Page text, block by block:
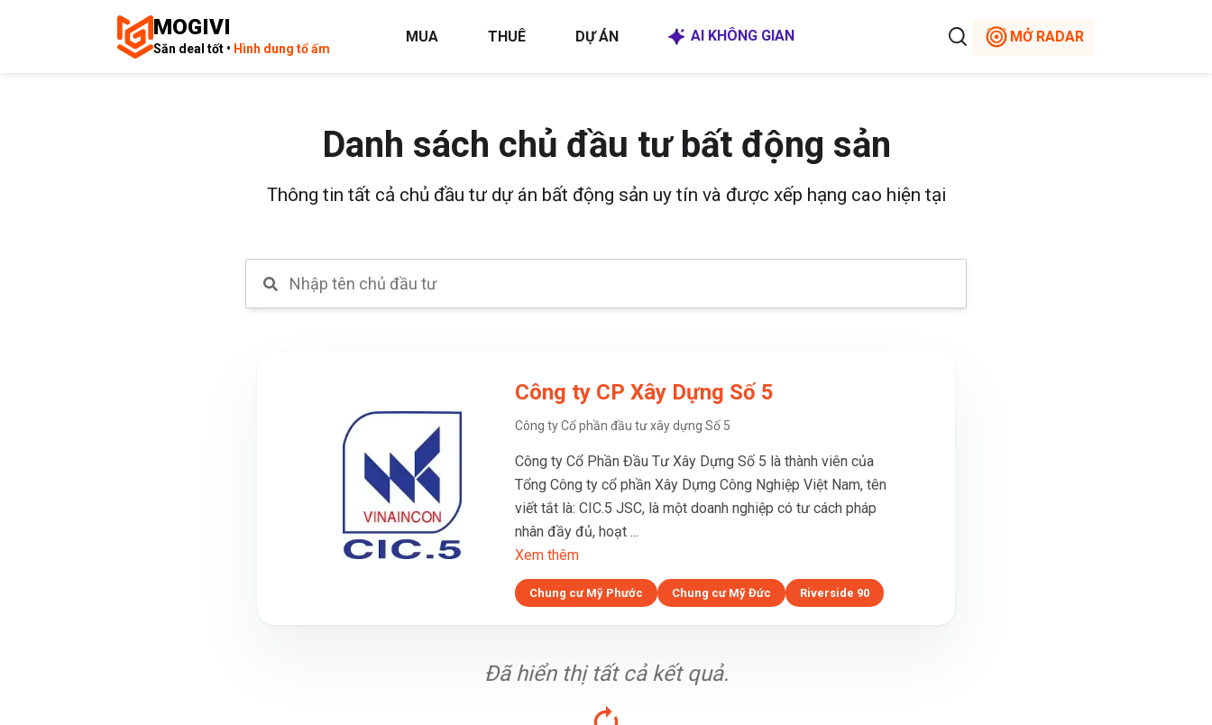
MOGIVI
Săn deal tốt • Hình dung tổ ấm
MUA THUÊ DỰ ÁN AI KHÔNG GIAN MỞ RADAR
Danh sách chủ đầu tư bất động sản
Thông tin tất cả chủ đầu tư dự án bất động sản uy tín và được xếp hạng cao hiện tại
Công ty CP Xây Dựng Số 5
Công ty Cổ phần đầu tư xây dựng Số 5
Công ty Cổ Phần Đầu Tư Xây Dựng Số 5 là thành viên của
Tổng Công ty cổ phần Xây Dựng Công Nghiệp Việt Nam, tên
viết tắt là: CIC.5 JSC, là một doanh nghiệp có tư cách pháp
nhân đầy đủ, hoạt ...
Xem thêm
Chung cư Mỹ Phước Chung cư Mỹ Đức Riverside 90
Đã hiển thị tất cả kết quả.